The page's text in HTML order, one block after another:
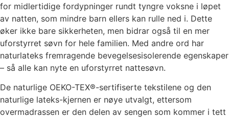
for midlertidige fordypninger rundt tyngre voksne i løpet
av natten, som mindre barn ellers kan rulle ned i. Dette
øker ikke bare sikkerheten, men bidrar også til en mer
uforstyrret søvn for hele familien. Med andre ord har
naturlateks fremragende bevegelsesisolerende egenskaper
– så alle kan nyte en uforstyrret nattesøvn.
De naturlige OEKO-TEX®-sertifiserte tekstilene og den
naturlige lateks-kjernen er nøye utvalgt, ettersom
overmadrassen er den delen av sengen som kommer i tett